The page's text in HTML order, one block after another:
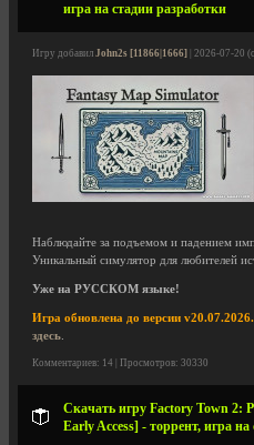
игра на стадии разработки
Игру добавил John2s [11866|1666] | 2026-07-20
Наблюдайте за подъемом и падением
Уникальный симулятор для любителей
Уже на РУССКОМ языке!
Игра обновлена до версии v20.07.2026.
здесь
Комментариев: 14 | Просмотров: 30330
Скачать игру Factory Town 2:
Early Access] - торрент, игра